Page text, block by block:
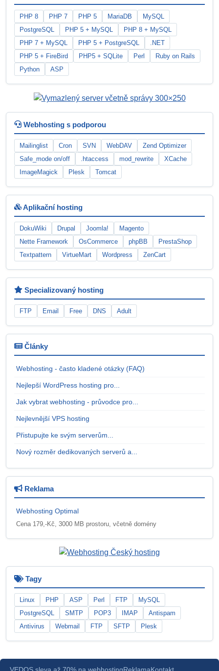
PHP 8 PHP 7 PHP 5 MariaDB
MySQL
PostgreSQL
PHP 5 + MySQL
PHP 8 + MySQL
PHP 7 + MySQL
PHP 5 + PostgreSQL
.NET
PHP 5 + FireBird
PHP5 + SQLite Perl
Ruby on Rails
Python
ASP
Webhosting s podporou
Mailinglist Cron SVN WebDAV
Zend Optimizer
Safe_mode on/off
.htaccess mod_rewrite
XCache
ImageMagick
Plesk Tomcat
Aplikační hosting
DokuWiki Drupal Joomla!
Magento
Nette Framework
OsCommerce phpBB
PrestaShop
Textpattern
VirtueMart Wordpress ZenCart
Specializovaný hosting
FTP Email Free DNS Adult
Články
Webhosting - často kladené otázky (FAQ)
Nejlepší WordPress hosting pro...
Jak vybrat webhosting - průvodce pro...
Nejlevnější VPS hosting
Přistupujte ke svým serverům...
Nový rozměr dedikovaných serverů a...
Reklama
Webhosting Optimal
Cena 179,-Kč, 3000 MB prostoru, včetně domény
Tagy
Linux PHP ASP Perl FTP
MySQL
PostgreSQL
SMTP POP3 IMAP
Antispam
Antivirus
Webmail FTP SFTP Plesk